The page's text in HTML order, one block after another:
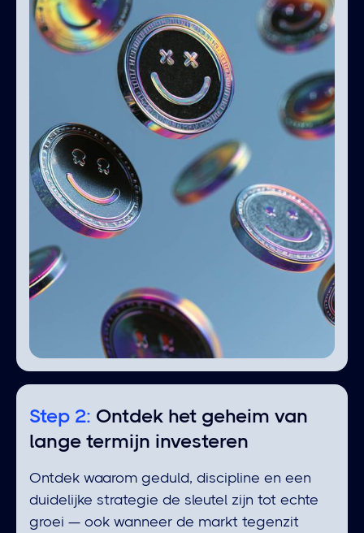
Step 2: Ontdek het geheim van
lange termijn investeren
Ontdek waarom geduld, discipline en een
duidelijke strategie de sleutel zijn tot echte
groei — ook wanneer de markt tegenzit